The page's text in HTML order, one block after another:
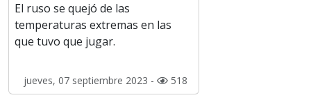
El ruso se quejó de las
temperaturas extremas en las
que tuvo que jugar.
jueves, 07 septiembre 2023 - 518